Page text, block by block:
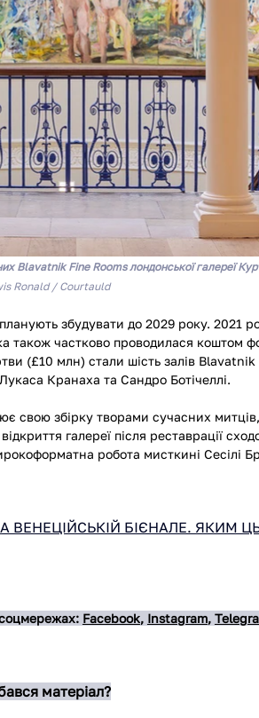
Blavatnik Fine Rooms лондонської галереї
Ronald / Courtauld
збудувати до 2029 року. 2021
також частково проводилася коштом
(£10 млн) стали шість залів
Кранаха та Сандро Ботічеллі.
свою збірку творами сучасних
галереї після реставрації
робота мисткині Сесілі
БІЄНАЛЕ. ЯКИМ
Facebook, Instagram,
матеріал?